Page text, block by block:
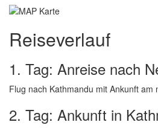
Reiseverlauf
1. Tag: Anreise nach
Flug nach Kathmandu mit Ankunft am
2. Tag: Ankunft in